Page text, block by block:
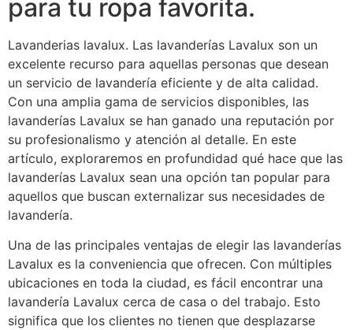
para tu ropa favorita.
Lavanderias lavalux. Las lavanderías Lavalux son un
excelente recurso para aquellas personas que desean
un servicio de lavandería eficiente y de alta calidad.
Con una amplia gama de servicios disponibles, las
lavanderías Lavalux se han ganado una reputación por
su profesionalismo y atención al detalle. En este
artículo, exploraremos en profundidad qué hace que las
lavanderías Lavalux sean una opción tan popular para
aquellos que buscan externalizar sus necesidades de
lavandería.
Una de las principales ventajas de elegir las lavanderías
Lavalux es la conveniencia que ofrecen. Con múltiples
ubicaciones en toda la ciudad, es fácil encontrar una
lavandería Lavalux cerca de casa o del trabajo. Esto
significa que los clientes no tienen que desplazarse